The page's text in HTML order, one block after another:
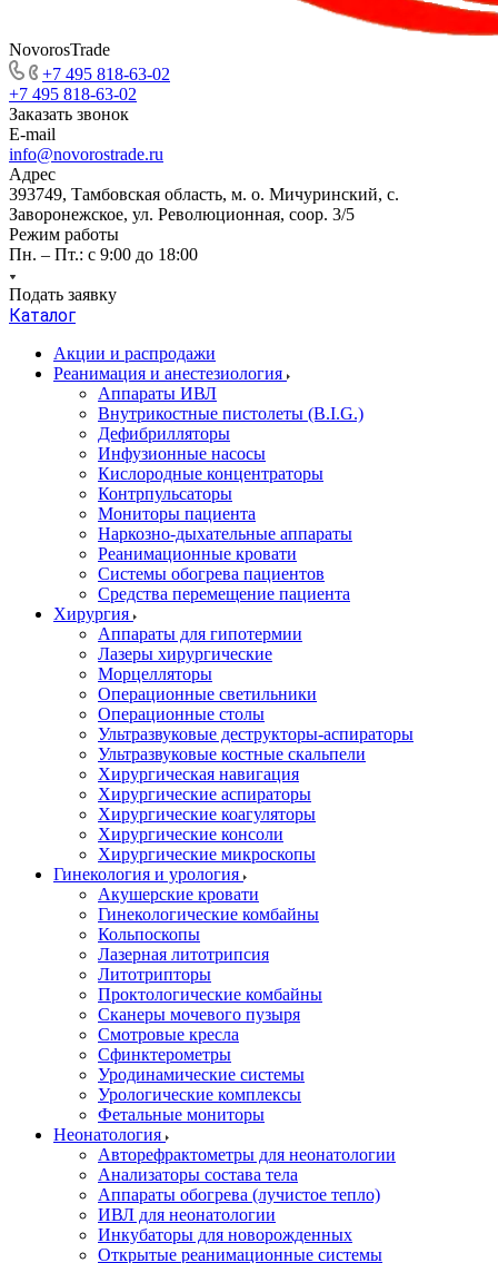
NovorosTrade
+7 495 818-63-02
+7 495 818-63-02
Заказать звонок
E-mail
info@novorostrade.ru
Адрес
393749, Тамбовская область, м. о. Мичуринский, с.
Заворонежское, ул. Революционная, соор. 3/5
Режим работы
Пн. – Пт.: с 9:00 до 18:00
Подать заявку
Каталог
Акции и распродажи
Реанимация и анестезиология
Аппараты ИВЛ
Внутрикостные пистолеты (B.I.G.)
Дефибрилляторы
Инфузионные насосы
Кислородные концентраторы
Контрпульсаторы
Мониторы пациента
Наркозно-дыхательные аппараты
Реанимационные кровати
Системы обогрева пациентов
Средства перемещение пациента
Хирургия
Аппараты для гипотермии
Лазеры хирургические
Морцелляторы
Операционные светильники
Операционные столы
Ультразвуковые деструкторы-аспираторы
Ультразвуковые костные скальпели
Хирургическая навигация
Хирургические аспираторы
Хирургические коагуляторы
Хирургические консоли
Хирургические микроскопы
Гинекология и урология
Акушерские кровати
Гинекологические комбайны
Кольпоскопы
Лазерная литотрипсия
Литотрипторы
Проктологические комбайны
Сканеры мочевого пузыря
Смотровые кресла
Сфинктерометры
Уродинамические системы
Урологические комплексы
Фетальные мониторы
Неонатология
Авторефрактометры для неонатологии
Анализаторы состава тела
Аппараты обогрева (лучистое тепло)
ИВЛ для неонатологии
Инкубаторы для новорожденных
Открытые реанимационные системы